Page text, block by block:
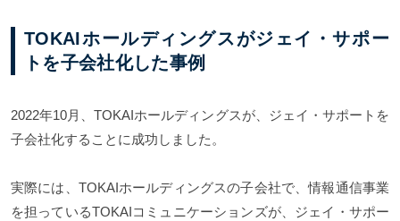
TOKAIホールディングスがジェイ・サポー
トを子会社化した事例
2022年10月、TOKAIホールディングスが、ジェイ・サポートを
子会社化することに成功しました。
実際には、TOKAIホールディングスの子会社で、情報通信事業
を担っているTOKAIコミュニケーションズが、ジェイ・サポー